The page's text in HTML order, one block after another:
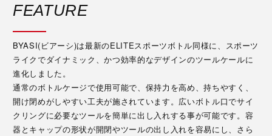
FEATURE
BYASI(ビアーシ)は最新のELITEスポーツボトル同様に、スポーツ
ライクでダイナミック、かつ効率的なデザインのツールケールに
進化しました。
通常のボトルケージで使用可能で、保持力を高め、持ちやすく、
開け閉めがしやすい工夫が施されています。広いボトル口でサイ
クリングに必要なツールを簡単に出し入れする事が可能です。容
器とキャップの形状が開閉やツールの出し入れを容易にし、さら